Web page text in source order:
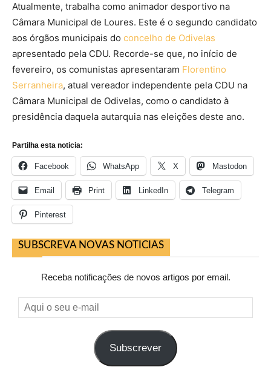
Atualmente, trabalha como animador desportivo na
Câmara Municipal de Loures. Este é o segundo candidato
aos órgãos municipais do concelho de Odivelas
apresentado pela CDU. Recorde-se que, no início de
fevereiro, os comunistas apresentaram Florentino
Serranheira, atual vereador independente pela CDU na
Câmara Municipal de Odivelas, como o candidato à
presidência daquela autarquia nas eleições deste ano.
Partilha esta noticia:
Facebook WhatsApp X Mastodon
Email Print LinkedIn Telegram
Pinterest
SUBSCREVA NOVAS NOTICIAS
Receba notificações de novos artigos por email.
Aqui
o
Subscrever